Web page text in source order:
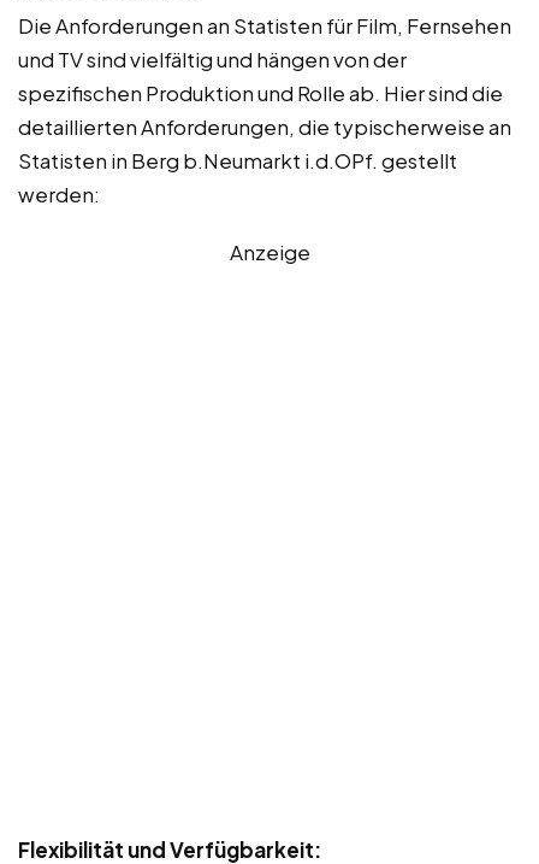
Die Anforderungen an Statisten für Film, Fernsehen
und TV sind vielfältig und hängen von der
spezifischen Produktion und Rolle ab. Hier sind die
detaillierten Anforderungen, die typischerweise an
Statisten in Berg b.Neumarkt i.d.OPf. gestellt
werden:
Anzeige
Flexibilität und Verfügbarkeit: